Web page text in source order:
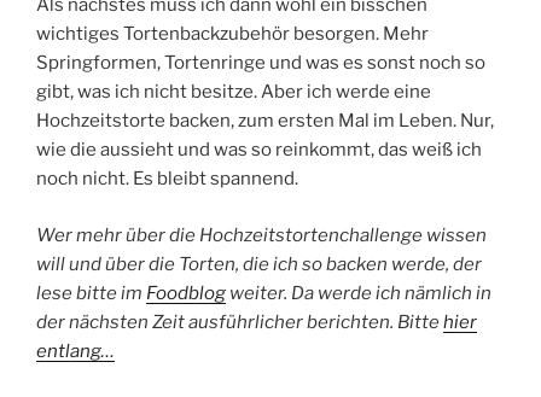
Als nächstes muss ich dann wohl ein bisschen
wichtiges Tortenbackzubehör besorgen. Mehr
Springformen, Tortenringe und was es sonst noch so
gibt, was ich nicht besitze. Aber ich werde eine
Hochzeitstorte backen, zum ersten Mal im Leben. Nur,
wie die aussieht und was so reinkommt, das weiß ich
noch nicht. Es bleibt spannend.
Wer mehr über die Hochzeitstortenchallenge wissen
will und über die Torten, die ich so backen werde, der
lese bitte im Foodblog weiter. Da werde ich nämlich in
der nächsten Zeit ausführlicher berichten. Bittehier
entlang…